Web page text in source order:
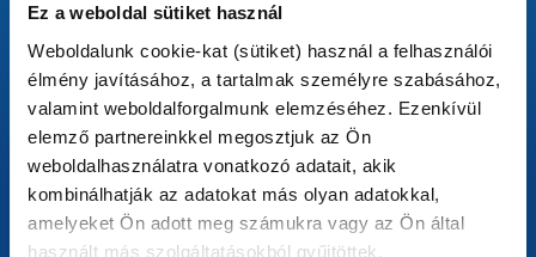
Ez a weboldal sütiket használ
Weboldalunk cookie-kat (sütiket) használ a felhasználói
élmény javításához, a tartalmak személyre szabásához,
valamint weboldalforgalmunk elemzéséhez. Ezenkívül
elemző partnereinkkel megosztjuk az Ön
weboldalhasználatra vonatkozó adatait, akik
kombinálhatják az adatokat más olyan adatokkal,
amelyeket Ön adott meg számukra vagy az Ön által
használt más szolgáltatásokból gyűjtöttek.
GluténmentesVegetáriánus
ÖSSZETEVŐK
Kukorica (71%), pálmaolaj, étkezési só, aroma,
emulgeálószer (napraforgó lecitin), SAJTPOR (0,2%) (TEJ),
színezék (karotinok).